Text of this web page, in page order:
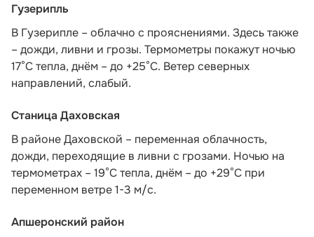
Гузерипль
В Гузерипле – облачно с прояснениями. Здесь также
– дожди, ливни и грозы. Термометры покажут ночью
17°С тепла, днём – до +25°С. Ветер северных
направлений, слабый.
Станица Даховская
В районе Даховской – переменная облачность,
дожди, переходящие в ливни с грозами. Ночью на
термометрах – 19°C тепла, днём – до +29°C при
переменном ветре 1-3 м/с.
Апшеронский район